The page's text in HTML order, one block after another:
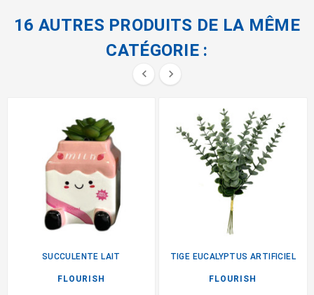
16 AUTRES PRODUITS DE LA MÊME
CATÉGORIE :
 
SUCCULENTE LAIT
FLOURISH
TIGE EUCALYPTUS ARTIFICIEL
FLOURISH